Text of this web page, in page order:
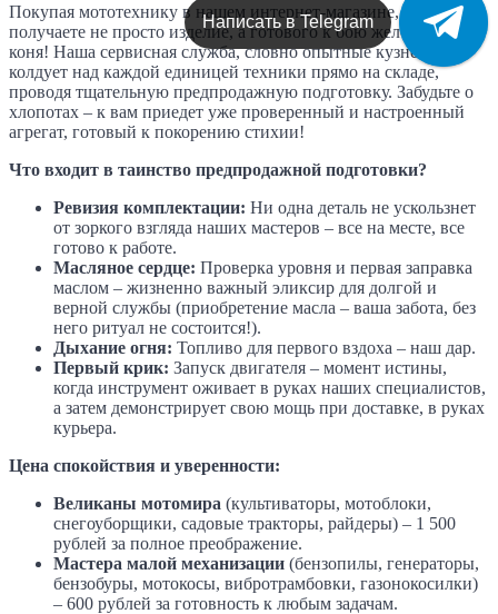
Покупая мототехнику в нашем интернет-магазине, вы
получаете не просто изделие, а готового к бою железного
коня! Наша сервисная служба, словно опытные кузнецы,
колдует над каждой единицей техники прямо на складе,
проводя тщательную предпродажную подготовку. Забудьте о
хлопотах – к вам приедет уже проверенный и настроенный
агрегат, готовый к покорению стихии!
Что входит в таинство предпродажной подготовки?
Ревизия комплектации: Ни одна деталь не ускользнет
от зоркого взгляда наших мастеров – все на месте, все
готово к работе.
Масляное сердце: Проверка уровня и первая заправка
маслом – жизненно важный эликсир для долгой и
верной службы (приобретение масла – ваша забота, без
него ритуал не состоится!).
Дыхание огня: Топливо для первого вздоха – наш дар.
Первый крик: Запуск двигателя – момент истины,
когда инструмент оживает в руках наших специалистов,
а затем демонстрирует свою мощь при доставке, в руках
курьера.
Цена спокойствия и уверенности:
Великаны мотомира (культиваторы, мотоблоки,
снегоуборщики, садовые тракторы, райдеры) – 1 500
рублей за полное преображение.
Мастера малой механизации (бензопилы, генераторы,
бензобуры, мотокосы, вибротрамбовки, газонокосилки)
– 600 рублей за готовность к любым задачам.
Написать в Telegram